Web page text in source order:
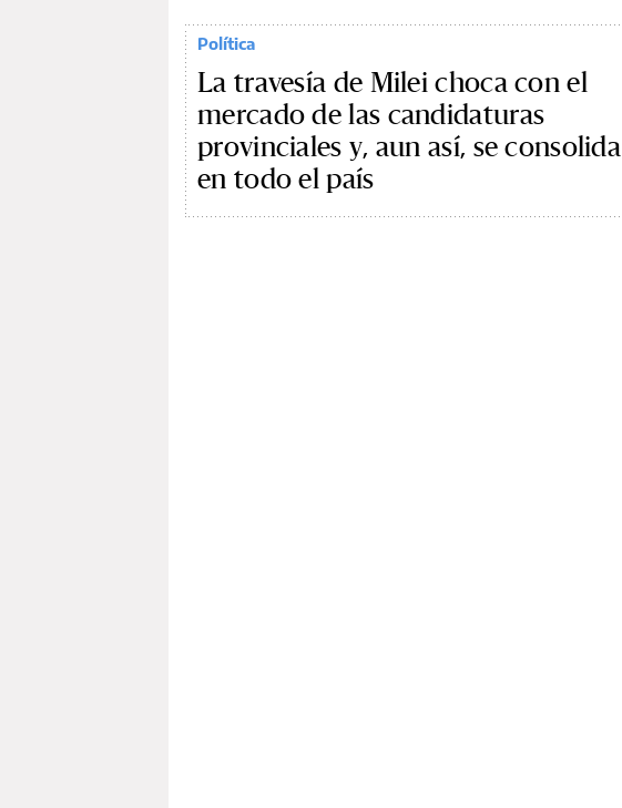
Política
La travesía de Milei choca con el
mercado de las candidaturas
provinciales y, aun así, se consolida
en todo el país